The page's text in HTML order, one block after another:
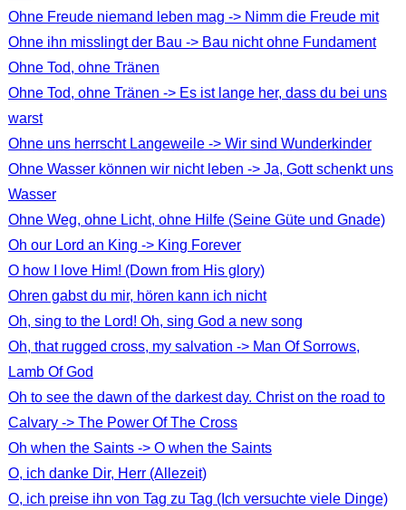
Ohne Freude niemand leben mag -> Nimm die Freude mit
Ohne ihn misslingt der Bau -> Bau nicht ohne Fundament
Ohne Tod, ohne Tränen
Ohne Tod, ohne Tränen -> Es ist lange her, dass du bei uns
warst
Ohne uns herrscht Langeweile -> Wir sind Wunderkinder
Ohne Wasser können wir nicht leben -> Ja, Gott schenkt uns
Wasser
Ohne Weg, ohne Licht, ohne Hilfe (Seine Güte und Gnade)
Oh our Lord an King -> King Forever
O how I love Him! (Down from His glory)
Ohren gabst du mir, hören kann ich nicht
Oh, sing to the Lord! Oh, sing God a new song
Oh, that rugged cross, my salvation -> Man Of Sorrows,
Lamb Of God
Oh to see the dawn of the darkest day. Christ on the road to
Calvary -> The Power Of The Cross
Oh when the Saints -> O when the Saints
O, ich danke Dir, Herr (Allezeit)
O, ich preise ihn von Tag zu Tag (Ich versuchte viele Dinge)